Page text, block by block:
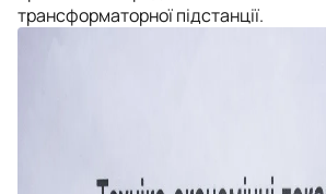
трансформаторної підстанції.